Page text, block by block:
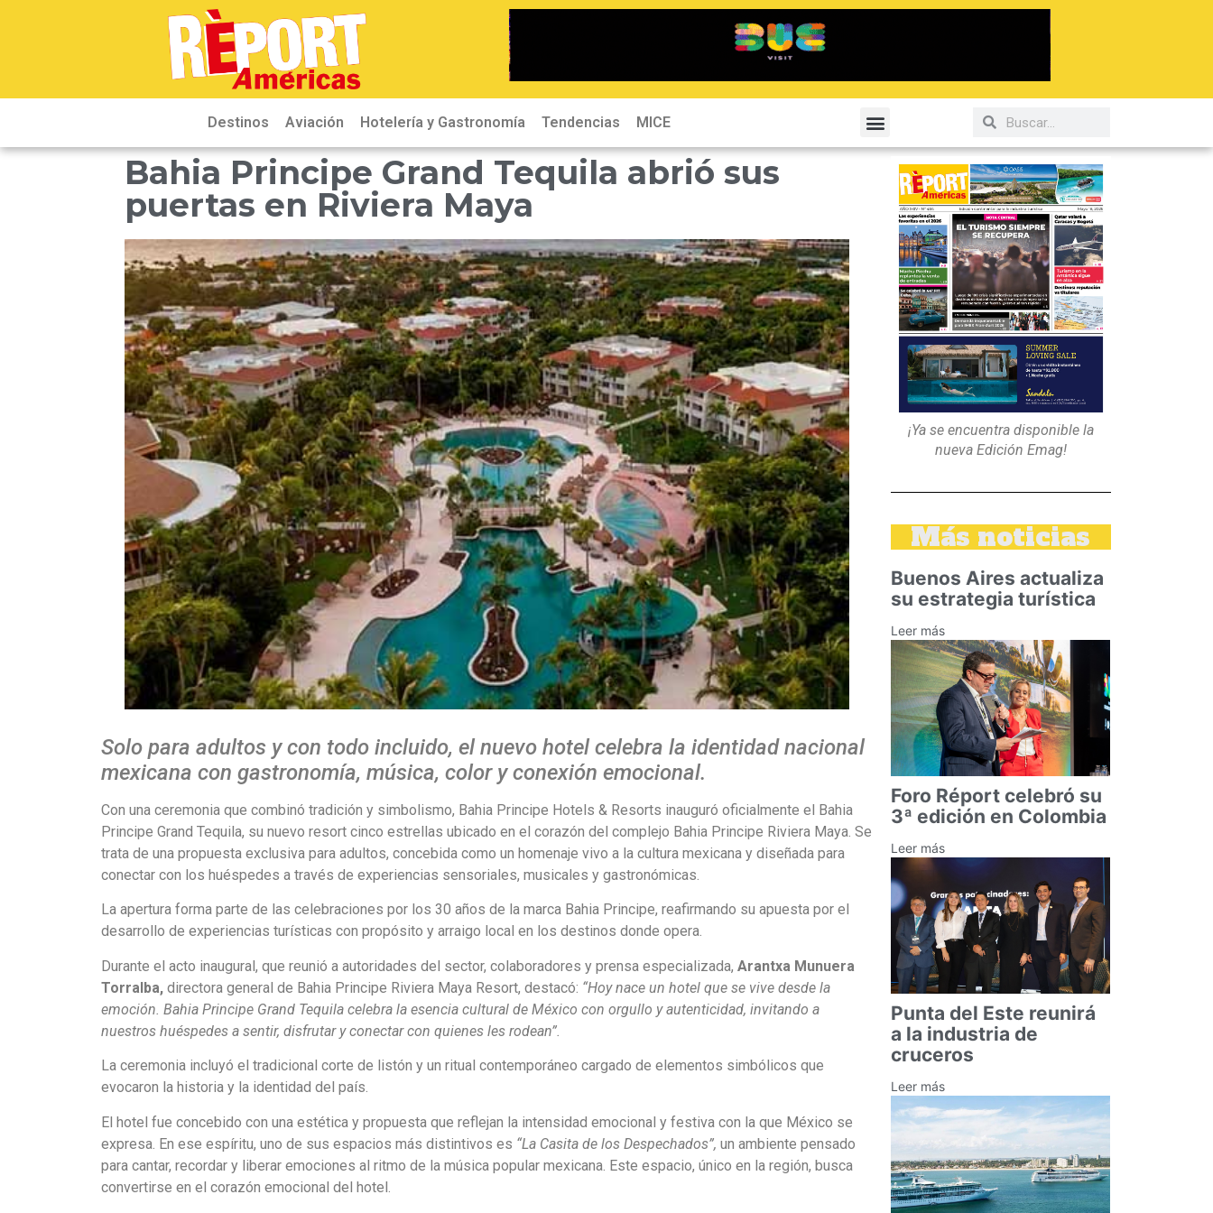
Destinos Aviación Hotelería y Gastronomía Tendencias MICE
Bahia Principe Grand Tequila abrió sus
puertas en Riviera Maya
Solo para adultos y con todo incluido, el nuevo hotel celebra la identidad nacional
mexicana con gastronomía, música, color y conexión emocional.
Con una ceremonia que combinó tradición y simbolismo, Bahia Principe Hotels & Resorts inauguró oficialmente el Bahia
Principe Grand Tequila, su nuevo resort cinco estrellas ubicado en el corazón del complejo Bahia Principe Riviera Maya. Se
trata de una propuesta exclusiva para adultos, concebida como un homenaje vivo a la cultura mexicana y diseñada para
conectar con los huéspedes a través de experiencias sensoriales, musicales y gastronómicas.
La apertura forma parte de las celebraciones por los 30 años de la marca Bahia Principe, reafirmando su apuesta por el
desarrollo de experiencias turísticas con propósito y arraigo local en los destinos donde opera.
Durante el acto inaugural, que reunió a autoridades del sector, colaboradores y prensa especializada, Arantxa Munuera
Torralba, directora general de Bahia Principe Riviera Maya Resort, destacó: “Hoy nace un hotel que se vive desde la
emoción. Bahia Principe Grand Tequila celebra la esencia cultural de México con orgullo y autenticidad, invitando a
nuestros huéspedes a sentir, disfrutar y conectar con quienes les rodean”.
La ceremonia incluyó el tradicional corte de listón y un ritual contemporáneo cargado de elementos simbólicos que
evocaron la historia y la identidad del país.
El hotel fue concebido con una estética y propuesta que reflejan la intensidad emocional y festiva con la que México se
expresa. En ese espíritu, uno de sus espacios más distintivos es “La Casita de los Despechados”, un ambiente pensado
para cantar, recordar y liberar emociones al ritmo de la música popular mexicana. Este espacio, único en la región, busca
convertirse en el corazón emocional del hotel.
¡Ya se encuentra disponible la
nueva Edición Emag!
Más noticias
Buenos Aires actualiza
su estrategia turística
Leer más
Foro Réport celebró su
3ª edición en Colombia
Leer más
Punta del Este reunirá
a la industria de
cruceros
Leer más